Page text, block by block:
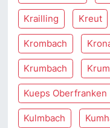
Krailling Kreut
Krombach
Krumbach
Kueps Oberfranken
Kulmbach